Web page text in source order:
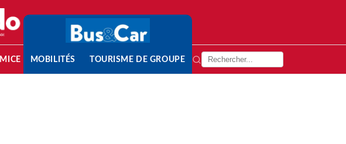
MICE MOBILITÉS TOURISME DE GROUPE